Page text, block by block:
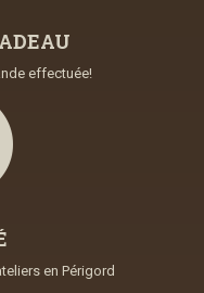
effectuée!
en Périgord